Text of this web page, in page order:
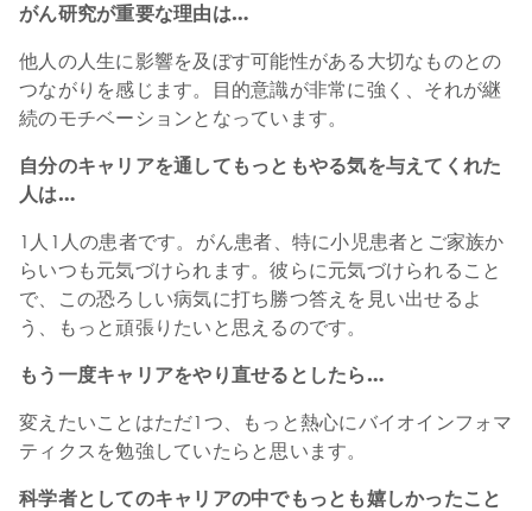
がん研究が重要な理由は…
他人の人生に影響を及ぼす可能性がある大切なものとの
つながりを感じます。目的意識が非常に強く、それが継
続のモチベーションとなっています。
自分のキャリアを通してもっともやる気を与えてくれた
人は…
1人1人の患者です。がん患者、特に小児患者とご家族か
らいつも元気づけられます。彼らに元気づけられること
で、この恐ろしい病気に打ち勝つ答えを見い出せるよ
う、もっと頑張りたいと思えるのです。
もう一度キャリアをやり直せるとしたら…
変えたいことはただ1つ、もっと熱心にバイオインフォマ
ティクスを勉強していたらと思います。
科学者としてのキャリアの中でもっとも嬉しかったこと